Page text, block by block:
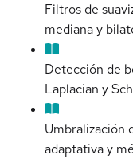
Filtros de
mediana y
Detección de
Laplacian y
Umbralización
adaptativa y